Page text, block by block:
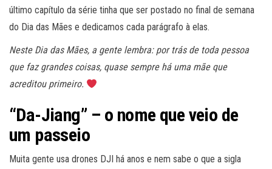
último capítulo da série tinha que ser postado no final de semana
do Dia das Mães e dedicamos cada parágrafo à elas.
Neste Dia das Mães, a gente lembra: por trás de toda pessoa
que faz grandes coisas, quase sempre há uma mãe que
acreditou primeiro.
“Da-Jiang” – o nome que veio de
um passeio
Muita gente usa drones DJI há anos e nem sabe o que a sigla